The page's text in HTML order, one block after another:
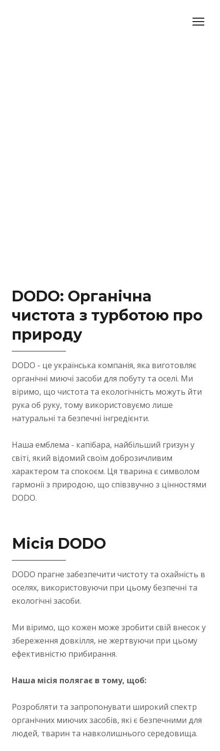
DODO: Органічна
чистота з турботою про
природу
DODO - це українська компанія, яка виготовляє
органічні миючі засоби для побуту та оселі. Ми
віримо, що чистота та екологічність можуть йти
рука об руку, тому використовуємо лише
натуральні та безпечні інгредієнти.
Наша емблема - капібара, найбільший гризун у
світі, який відомий своїм доброзичливим
характером та спокоєм. Ця тварина є символом
гармонії з природою, що співзвучно з цінностями
DODO.
Місія DODO
DODO прагне забезпечити чистоту та охайність в
оселях, використовуючи при цьому безпечні та
екологічні засоби.
Ми віримо, що кожен може зробити свій внесок у
збереження довкілля, не жертвуючи при цьому
ефективністю прибирання.
Наша місія полягає в тому, щоб:
Розробляти та запропонувати широкий спектр
органічних миючих засобів, які є безпечними для
людей, тварин та навколишнього середовища.